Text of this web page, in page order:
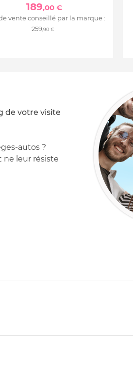
189,00 €
vente conseillé par la marque :
259,90 €
de votre visite
autos ?
ne leur résiste